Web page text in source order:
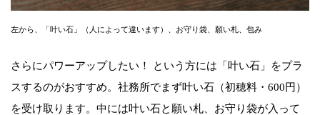
左から、「叶い石」（人によって違います）、お守り袋、願い札、包み
さらにパワーアップしたい！ という方には「叶い石」をプラ
スするのがおすすめ。社務所でまず叶い石（初穂料・600円）
を受け取ります。中には叶い石と願い札、お守り袋が入って